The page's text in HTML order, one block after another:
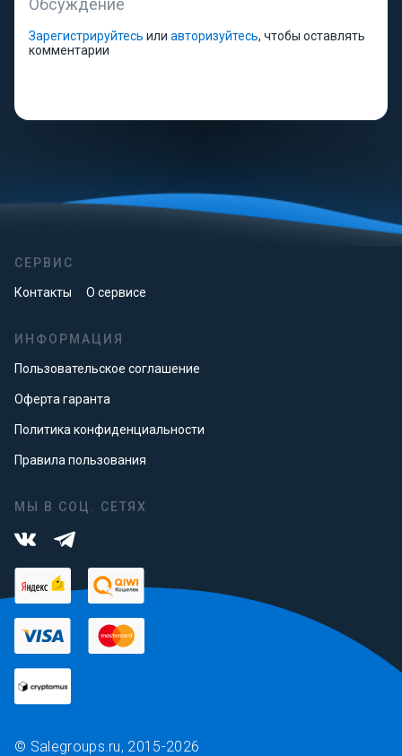
Обсуждение
Зарегистрируйтесь или авторизуйтесь, чтобы оставлять
комментарии
СЕРВИС
Контакты О сервисе
ИНФОРМАЦИЯ
Пользовательское соглашение
Оферта гаранта
Политика конфиденциальности
Правила пользования
МЫ В СОЦ. СЕТЯХ
© Salegroups.ru, 2015-2026